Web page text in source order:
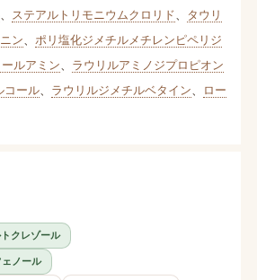
、 ステアルトリモニウムクロリド
タウリ
ン
ポリ塩化ジメチルメチレンピペリジ
ルアミン
ラウリルアミノジプロピオン
コール、 ラウリルジメチルベタイン
ロー
クレゾール
ノール